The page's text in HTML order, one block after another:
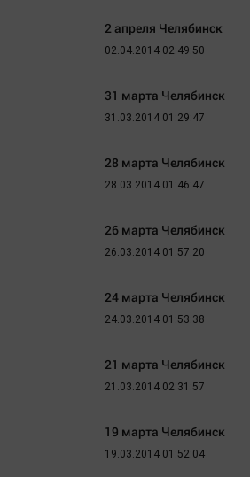
2 апреля Челябинск
02.04.2014 02:49:50
31 марта Челябинск
31.03.2014 01:29:47
28 марта Челябинск
28.03.2014 01:46:47
26 марта Челябинск
26.03.2014 01:57:20
24 марта Челябинск
24.03.2014 01:53:38
21 марта Челябинск
21.03.2014 02:31:57
19 марта Челябинск
19.03.2014 01:52:04